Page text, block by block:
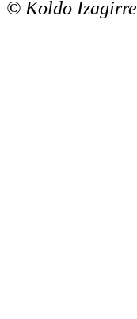
© Koldo Izagirre